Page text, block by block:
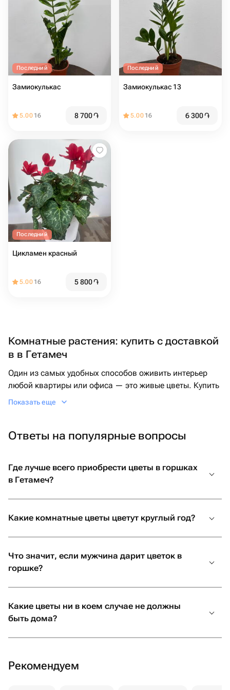
Последний
Замиокулькас
5.00 16 8 700֏
Последний
Замиокулькас 13
5.00 16 6 300֏
Последний
Цикламен красный
5.00 16 5 800֏
Комнатные растения: купить с доставкой
в в Гетамеч
Один из самых удобных способов оживить интерьер
любой квартиры или офиса — это живые цветы. Купить
подходящие растения можно быстро и всего за пару
вам подойдут.
решение.
цветок в горшке, это рассчитать свои возможности.
К неприхотливым видам фауны относятся:
драцены;
толстянки;
каланхоэ;
фикусы;
Вы можете без проблем найти все эти красивые цветы
Показать еще
Ответы на популярные вопросы
Где лучше всего приобрести цветы в горшках
в Гетамеч?
Какие комнатные цветы цветут круглый год?
Что значит, если мужчина дарит цветок в
горшке?
Какие цветы ни в коем случае не должны
быть дома?
Рекомендуем